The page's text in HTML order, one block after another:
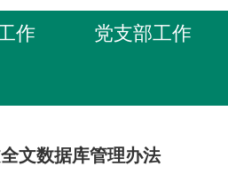
作 党支部工作
文数据库管理办法